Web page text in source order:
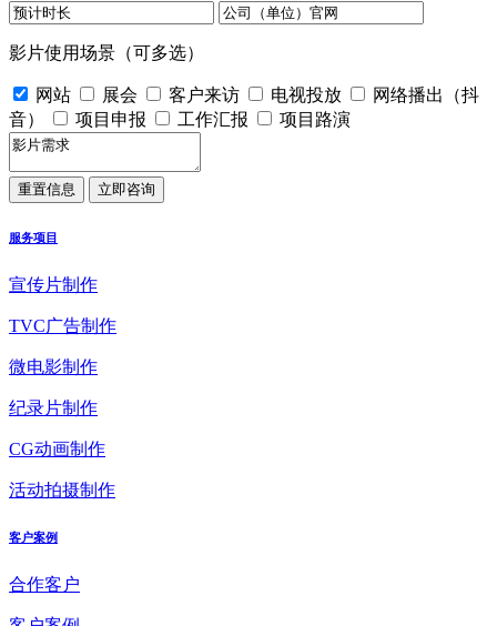
影片使用场景（可多选）
网站 展会 客户来访 电视投放
网络播出（抖
音）
项目申报 工作汇报 项目路演
服务项目
宣传片制作
TVC广告制作
微电影制作
纪录片制作
CG动画制作
活动拍摄制作
客户案例
合作客户